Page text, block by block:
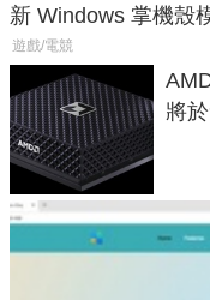
新 Windows 掌機殼
遊戲/電競
將